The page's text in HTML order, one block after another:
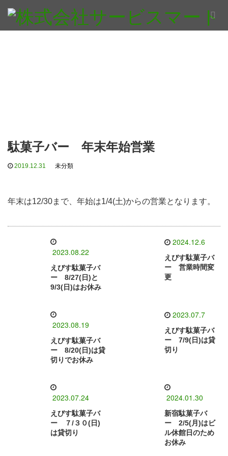
駄菓子バー 年末年始営業
2019.12.31 未分類
年末は12/30まで、年始は1/4(土)からの営業となります。
2023.08.22
えびす駄菓子バ
ー 8/27(日)と
9/3(日)はお休み
2024.12.6
えびす駄菓子バ
ー 営業時間変
更
2023.08.19
えびす駄菓子バ
ー 8/20(日)は貸
切りでお休み
2023.07.7
えびす駄菓子バ
ー 7/9(日)は貸
切り
2023.07.24
えびす駄菓子バ
ー ７/３０(日)
は貸切り
2024.01.30
新宿駄菓子バ
ー 2/5(月)はビ
ル休館日のため
お休み